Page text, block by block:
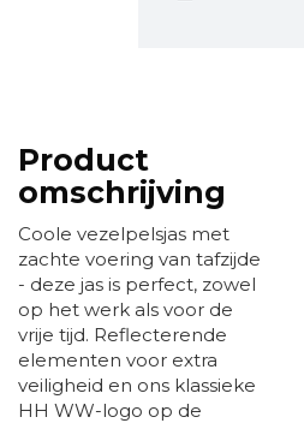
Product
omschrijving
Coole vezelpelsjas met
zachte voering van tafzijde
- deze jas is perfect, zowel
op het werk als voor de
vrije tijd. Reflecterende
elementen voor extra
veiligheid en ons klassieke
HH WW-logo op de